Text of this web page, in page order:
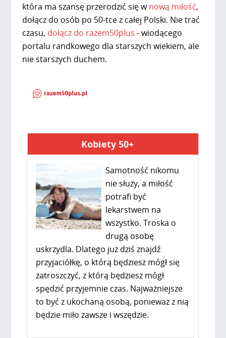
która ma szansę przerodzić się wnową miłość,
dołącz do osób po 50-tce z całej Polski. Nie trać
czasu, dołącz do razem50plus - wiodącego
portalu randkowego dla starszych wiekiem, ale
nie starszych duchem.
Kobiety 50+
Samotność nikomu
nie służy, a miłość
potrafi być
lekarstwem na
wszystko. Troska o
drugą osobę
uskrzydla. Dlatego już dziś znajdź
przyjaciółkę, o którą będziesz mógł się
zatroszczyć, z którą będziesz mógł
spędzić przyjemnie czas. Najważniejsze
to być z ukochaną osobą, ponieważ z nią
będzie miło zawsze i wszędzie.